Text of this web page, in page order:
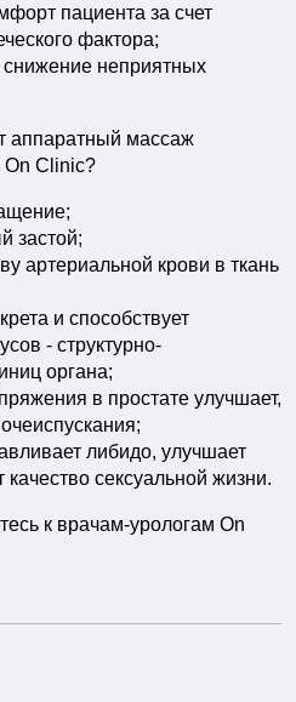
пациента за счет
фактора;
снижение неприятных
аппаратный массаж
On Clinic?
застой;
артериальной крови в ткань
и способствует
- структурно-
органа;
в простате улучшает,
либидо, улучшает
сексуальной жизни.
к врачам-урологам On